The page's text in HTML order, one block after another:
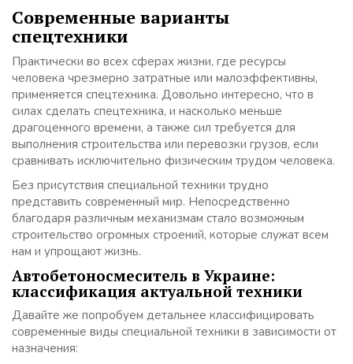
Современные варианты
спецтехники
Практически во всех сферах жизни, где ресурсы
человека чрезмерно затратные или малоэффективны,
применяется спецтехника. Довольно интересно, что в
силах сделать спецтехника, и насколько меньше
драгоценного времени, а также сил требуется для
выполнения строительства или перевозки грузов, если
сравнивать исключительно физическим трудом человека.
Без присутствия специальной техники трудно
представить современный мир. Непосредственно
благодаря различным механизмам стало возможным
строительство огромных строений, которые служат всем
нам и упрощают жизнь.
Автобетоносмеситель в Украине:
классификация актуальной техники
Давайте же попробуем детальнее классифицировать
современные виды специальной техники в зависимости от
назначения: